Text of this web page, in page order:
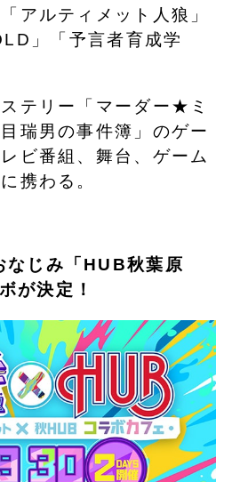
アルティメット人狼」
」「予言者育成学
テリー「マーダー★ミ
瑞男の事件簿」のゲー
ビ番組、舞台、ゲーム
携わる。
なじみ「HUB秋葉原
が決定！